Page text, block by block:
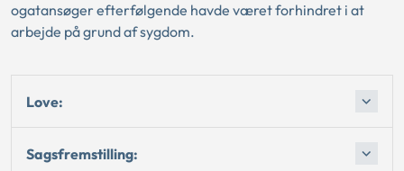
ogatansøger efterfølgende havde været forhindret i at
arbejde på grund af sygdom.
Love:
Sagsfremstilling: